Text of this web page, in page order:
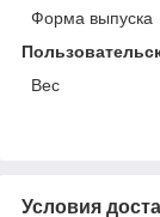
Форма выпуска
Вес
Условия